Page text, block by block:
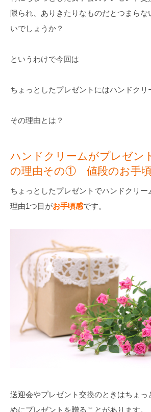
限られ、ありきたりなものだとつまら
いでしょうか？
というわけで今回は
ちょっとしたプレゼントにはハンドクリ
その理由とは？
ハンドクリームがプレゼン
の理由その① 値段のお手
ちょっとしたプレゼントでハンドクリー
理由1つ目がお手頃感です。
送迎会やプレゼント交換のときはちょっ
めにプレゼントを贈ることがあります。